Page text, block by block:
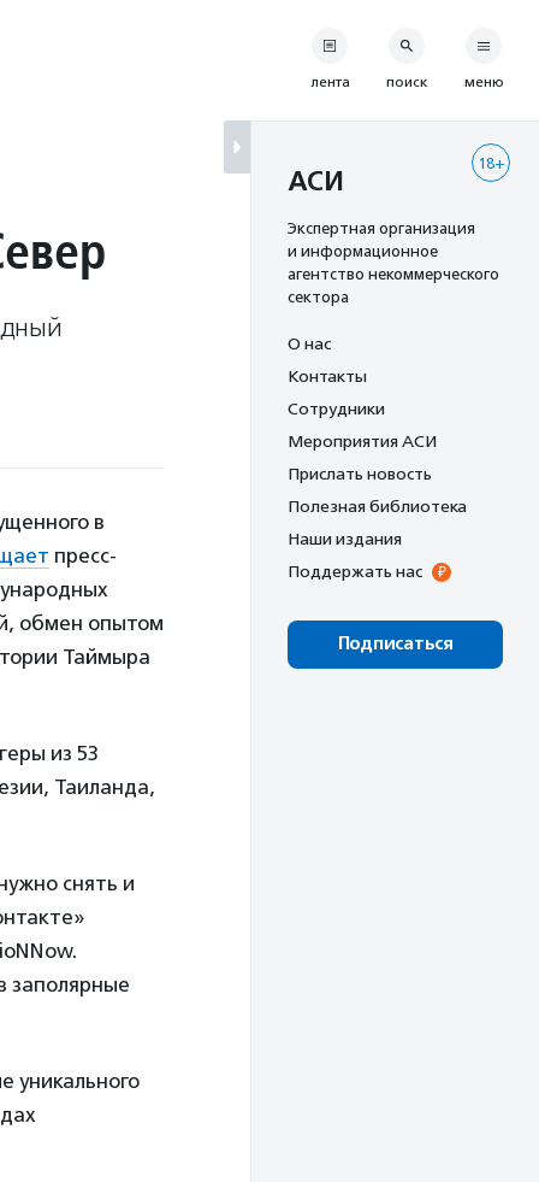
в
пресс-
обмен опытом
Таймыра
из 53
Таиланда,
снять и
заполярные
уникального
лента поиск меню
18+
АСИ
Экспертная организация
и информационное
агентство некоммерческого
сектора
О нас
Контакты
Сотрудники
Мероприятия АСИ
Прислать новость
Полезная библиотека
Наши издания
Поддержать нас
Подписаться